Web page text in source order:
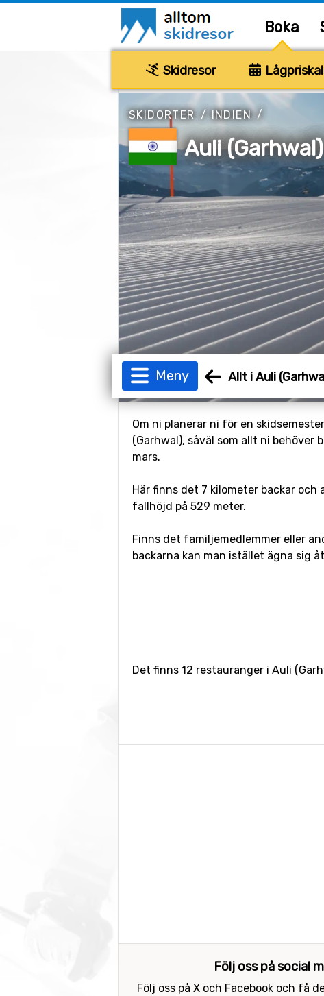
Boka
Skidresor
SKIDORTER / INDIEN/
Auli
Meny Allt i Auli
Om ni planerar ni för en
(Garhwal), såväl som allt ni behöver
mars.
Här finns det 7 kilometer backar
fallhöjd på 529 meter.
Finns det familjemedlemmer eller
backarna kan man istället ägna sig
Det finns 12 restauranger i Auli
Följ oss på social
Följ oss på X och Facebook och få